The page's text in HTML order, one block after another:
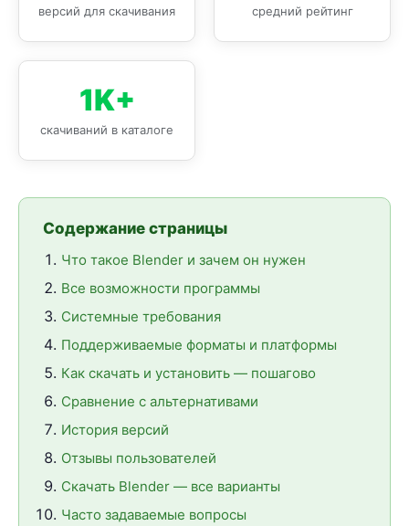
версий для скачивания средний рейтинг
1K+
скачиваний в каталоге
Содержание страницы
Что такое Blender и зачем он нужен
Все возможности программы
Системные требования
Поддерживаемые форматы и платформы
Как скачать и установить — пошагово
Сравнение с альтернативами
История версий
Отзывы пользователей
Скачать Blender — все варианты
Часто задаваемые вопросы